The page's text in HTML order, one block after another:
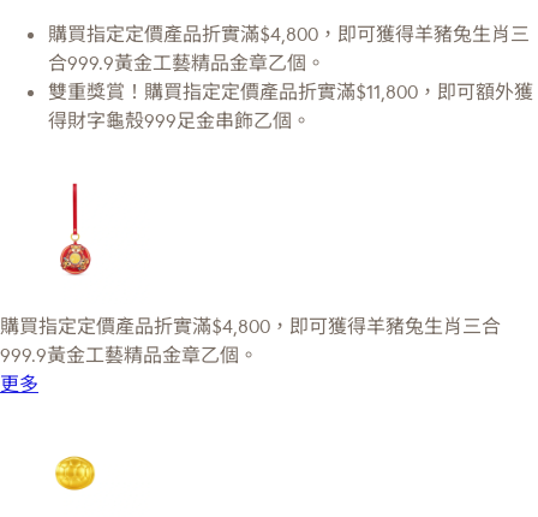
購買指定定價產品折實滿$4,800，即可獲得羊豬兔生肖三
合999.9黃金工藝精品金章乙個。
雙重獎賞！購買指定定價產品折實滿$11,800，即可額外獲
得財字龜殼999足金串飾乙個。
購買指定定價產品折實滿$4,800，即可獲得羊豬兔生肖三合
999.9黃金工藝精品金章乙個。
更多